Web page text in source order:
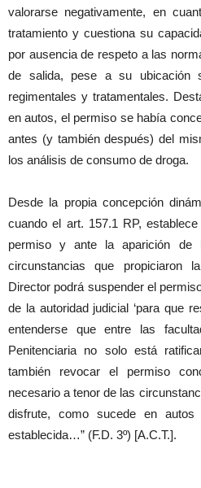
valorarse negativamente, en
tratamiento y cuestiona su
por ausencia de respeto a las
de salida, pese a su ubicación
regimentales y tratamentales.
en autos, el permiso se había
antes (y también después) del
los análisis de consumo de droga.
Desde la propia concepción
cuando el art. 157.1 RP,
permiso y ante la aparición de
circunstancias que propiciaron
Director podrá suspender el
de la autoridad judicial ‘para que
entenderse que entre las
Penitenciaria no solo está
también revocar el permiso
necesario a tenor de las
disfrute, como sucede en
establecida…” (F.D. 3º) [A.C.T.].